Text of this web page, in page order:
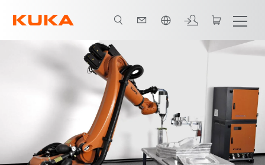
Tous les partenaires du système